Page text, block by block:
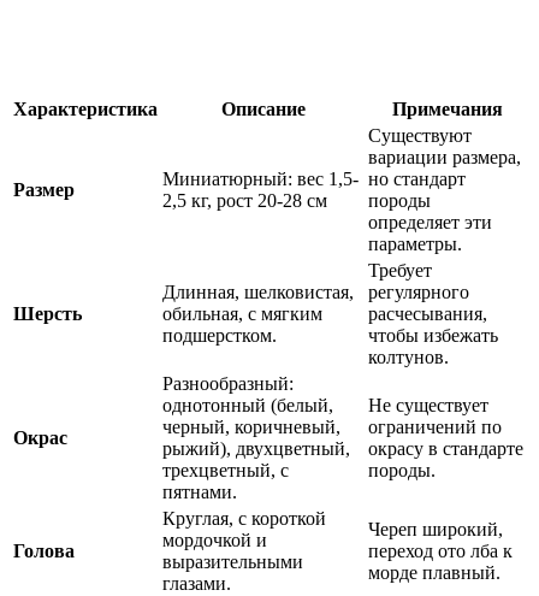
Характеристика Описание Примечания
Размер
Миниатюрный: вес 1,5-
2,5 кг, рост 20-28 см
Существуют
вариации размера,
но стандарт
породы
определяет эти
параметры.
Шерсть
Длинная, шелковистая,
обильная, с мягким
подшерстком.
Требует
регулярного
расчесывания,
чтобы избежать
колтунов.
Окрас
Разнообразный:
однотонный (белый,
черный, коричневый,
рыжий), двухцветный,
трехцветный, с
пятнами.
Не существует
ограничений по
окрасу в стандарте
породы.
Голова
Круглая, с короткой
мордочкой и
выразительными
глазами.
Череп широкий,
переход ото лба к
морде плавный.